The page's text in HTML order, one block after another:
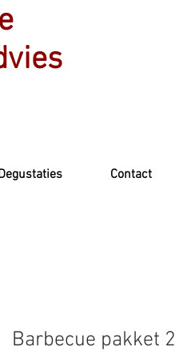
Contact
Barbecue pakket 2